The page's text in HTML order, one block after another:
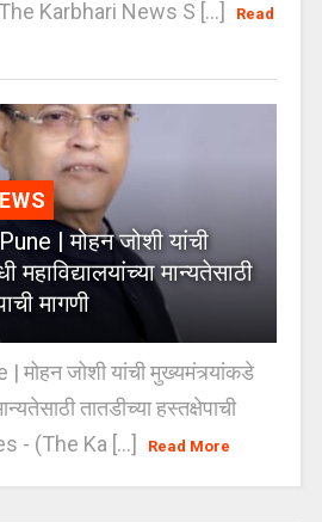
Karbhari News S [...]
Read
| मोहन जोशी यांची
महाविद्यालयांच्या मान्यतेसाठी
मागणी
जोशी यांची मुख्यमंत्र्यांकडे
तातडीच्या हस्तक्षेपाची
- (The Ka [...]
Read More